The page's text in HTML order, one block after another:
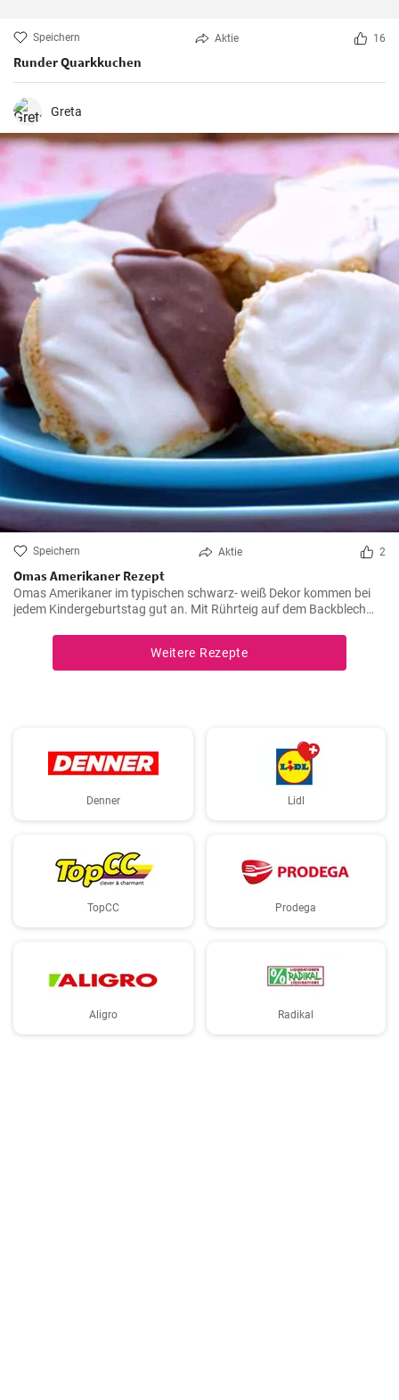
Speichern Aktie 16
Runder Quarkkuchen
Greta
Speichern Aktie 2
Omas Amerikaner Rezept
Omas Amerikaner im typischen schwarz- weiß Dekor kommen bei
jedem Kindergeburtstag gut an. Mit Rührteig auf dem Backblech
mit Zuckerguß bestrichen.
Weitere Rezepte
Denner Lidl
TopCC Prodega
Aligro Radikal